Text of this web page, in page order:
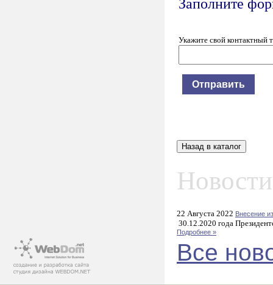
Заполните
Укажите свой контактный
22 Августа 2022 Внесение
30.12.2020 года
Подробнее »
Все